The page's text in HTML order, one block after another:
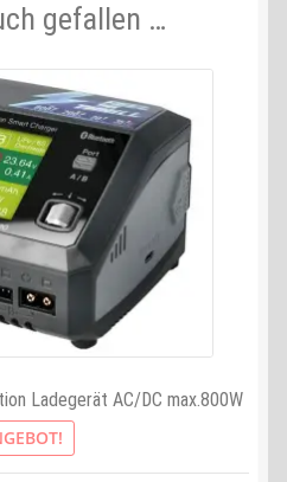
gefallen …
Ladegerät AC/DC max.800W